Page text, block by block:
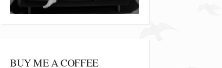
BUY ME A COFFEE